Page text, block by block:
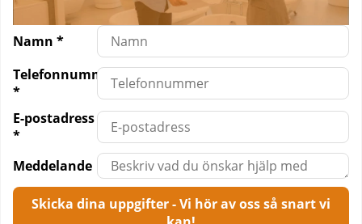
Namn *
Telefonnummer
*
E-postadress
*
Meddelande
Skicka dina uppgifter - Vi hör av oss så snart vi